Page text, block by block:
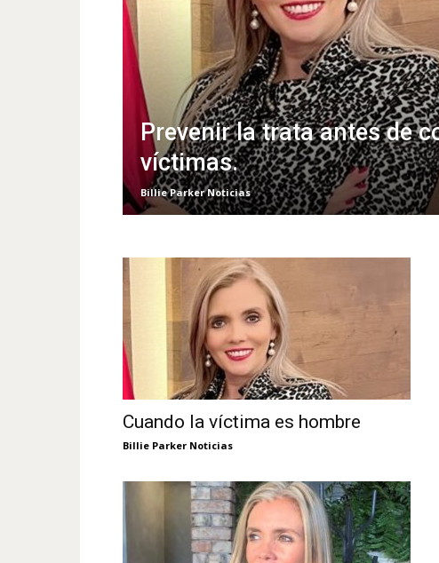
Prevenir la trata antes de
víctimas.
Billie Parker Noticias
Cuando la víctima es hombre
Billie Parker Noticias